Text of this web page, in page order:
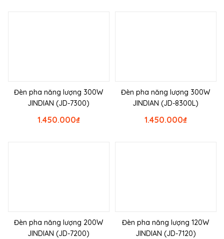
Đèn pha năng lượng 300W
JINDIAN (JD-7300)
₫
1.450.000
Đèn pha năng lượng 300W
JINDIAN (JD-8300L)
₫
1.450.000
Đèn pha năng lượng 200W
JINDIAN (JD-7200)
Đèn pha năng lượng 120W
JINDIAN (JD-7120)